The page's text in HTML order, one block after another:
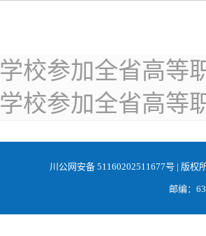
学校参加全省高等
学校参加全省高等
川公网安备 51160202511677号 | 版权
邮编：